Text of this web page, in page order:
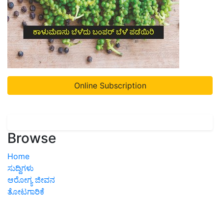
Online Subscription
Browse
Home
ಸುದ್ದಿಗಳು
ಆರೋಗ್ಯ ಜೀವನ
ತೋಟಗಾರಿಕೆ